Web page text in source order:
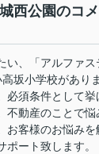
西公園のコ
い、「アルファ
坂小学校があり
必須条件として
不動産のことで
お客様のお悩み
ート致します。